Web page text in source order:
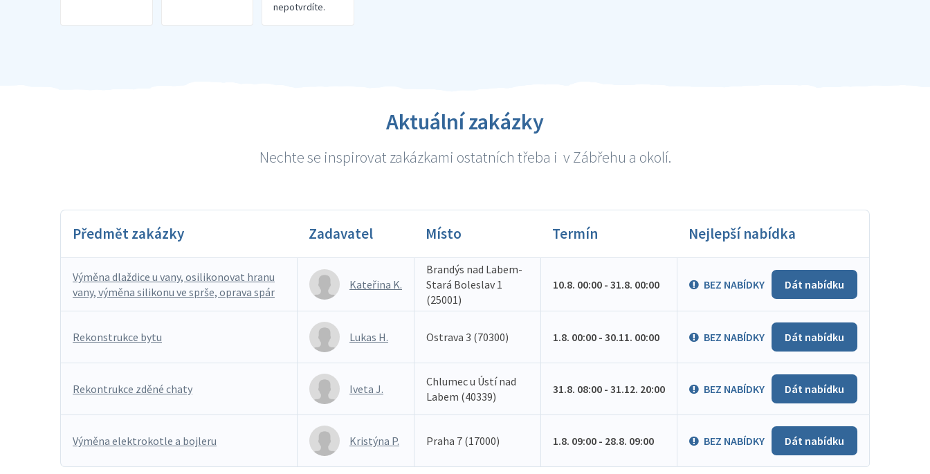
nepotvrdíte.
Aktuální zakázky
Nechte se inspirovat zakázkami ostatních třeba i v Zábřehu a okolí.
Předmět zakázky Zadavatel Místo Termín Nejlepší nabídka
Výměna dlaždice u vany, osilikonovat hranu
vany, výměna silikonu ve sprše, oprava spár
Kateřina K.
Brandýs nad Labem-
Stará Boleslav 1
(25001)
10.8. 00:00 - 31.8. 00:00 BEZ NABÍDKY Dát nabídku
Rekonstrukce bytu Lukas H. Ostrava 3 (70300) 1.8. 00:00 - 30.11. 00:00 BEZ NABÍDKY Dát nabídku
Rekontrukce zděné chaty Iveta J.
Chlumec u Ústí nad
Labem (40339)
31.8. 08:00 - 31.12. 20:00 BEZ NABÍDKY Dát nabídku
Výměna elektrokotle a bojleru Kristýna P. Praha 7 (17000) 1.8. 09:00 - 28.8. 09:00 BEZ NABÍDKY Dát nabídku